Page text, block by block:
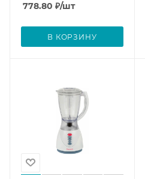
778.80 ₽/шт
В КОРЗИНУ